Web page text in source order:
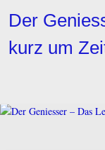
InhaltDer
kurz um